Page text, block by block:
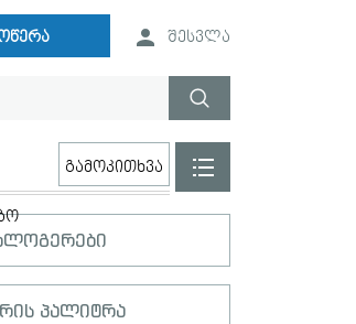
შესვლა
გამოკითხვა
პალიტრა